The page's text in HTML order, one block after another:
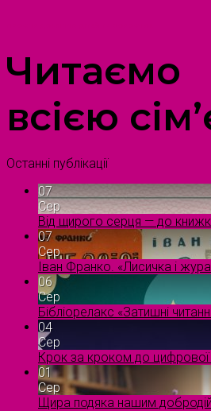
Читаємо
всією
Останні публікації
07
Сер
Від щирого серця — до
07
Сер
Іван Франко. «Лисичка і
06
Сер
Бібліорелакс «Затишні
04
Сер
Крок за кроком до цифрової
01
Сер
Щира подяка нашим